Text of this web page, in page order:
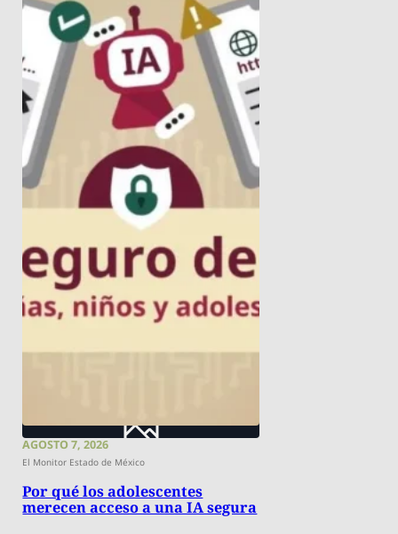
AGOSTO 7, 2026
El Monitor Estado de México
Por qué los adolescentes
merecen acceso a una IA segura